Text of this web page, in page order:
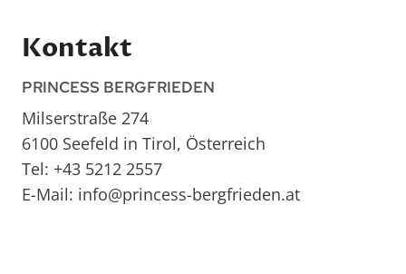
Kontakt
PRINCESS BERGFRIEDEN
Milserstraße 274
6100 Seefeld in Tirol, Österreich
Tel: +43 5212 2557
E-Mail: info@princess-bergfrieden.at